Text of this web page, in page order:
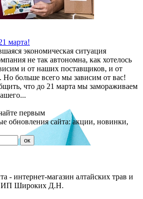
марта!
экономическая ситуация
не так автономна, как хотелось
и от наших поставщиков, и от
Но больше всего мы зависим от вас!
что до 21 марта мы замораживаем
первым
обновления сайта: акции, новинки,
ок
- интернет-магазин алтайских трав и
ИП Широких Д.Н.